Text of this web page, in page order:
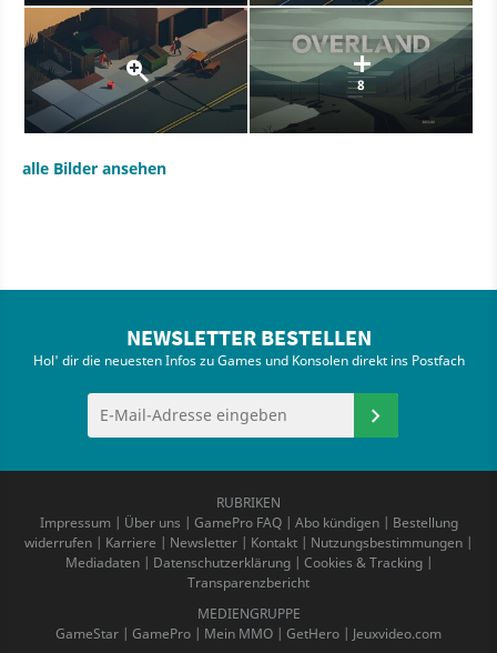
8
alle Bilder ansehen
NEWSLETTER BESTELLEN
Hol' dir die neuesten Infos zu Games und Konsolen direkt ins Postfach
RUBRIKEN
Impressum| Über uns | GamePro FAQ| Abo kündigen| Bestellung
widerrufen | Karriere | Newsletter | Kontakt | Nutzungsbestimmungen |
Mediadaten| Datenschutzerklärung| Cookies & Tracking|
Transparenzbericht
MEDIENGRUPPE
GameStar | GamePro | Mein MMO | GetHero | Jeuxvideo.com